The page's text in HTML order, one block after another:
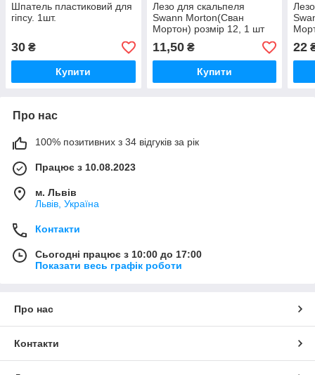
Шпатель пластиковий для
гіпсу. 1шт.
30 ₴
Купити
Лезо для скальпеля
Swann Morton(Сван
Мортон) розмір 12, 1 шт
11,50₴
Купити
22
Про нас
100% позитивних з 34 відгуків за рік
Працює з 10.08.2023
м. Львів
Львів, Україна
Контакти
Сьогодні працює з 10:00 до 17:00
Показати весь графік роботи
Про нас
Контакти